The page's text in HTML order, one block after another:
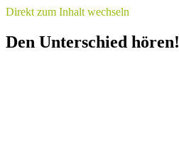
Direkt zum Inhalt wechseln
Den Unterschied hören!